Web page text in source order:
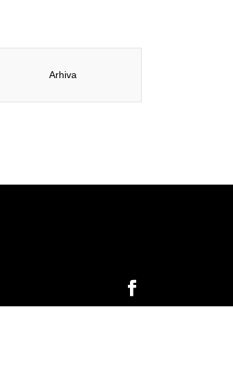
Arhiva